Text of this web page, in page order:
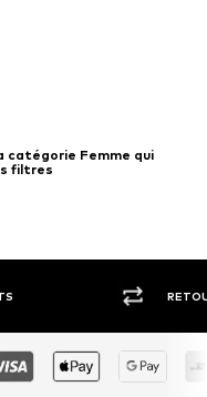
catégorie Femme qui
filtres